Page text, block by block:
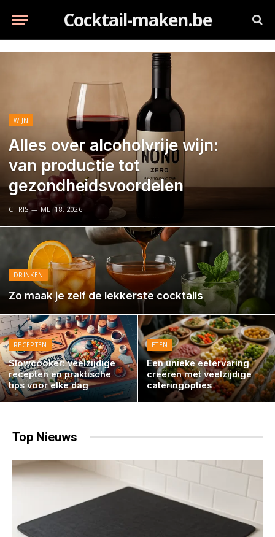
Cocktail-maken.be
WIJN
Alles over alcoholvrije wijn:
van productie tot
gezondheidsvoordelen
CHRIS MEI 18, 2026
DRINKEN
Zo maak je zelf de lekkerste cocktails
RECEPTEN
Slowcooker: veelzijdige
recepten en praktische
tips voor elke dag
ETEN
Een unieke eetervaring
creëren met veelzijdige
cateringopties
Top Nieuws